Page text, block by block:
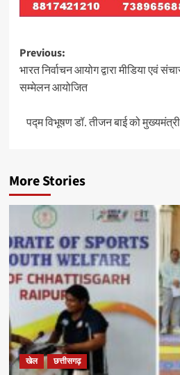
Post
navigation
Previous:
भारत निर्वाचन आयोग द्वारा मीडिया एवं
सम्मेलन आयोजित
पद्म विभूषण डॉ. तीजन बाई को
More Stories
खेल छत्तीसगढ़